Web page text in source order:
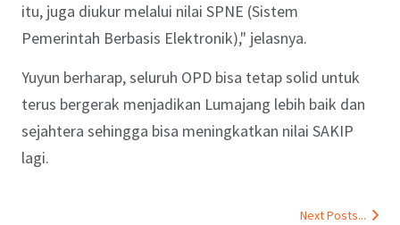
itu, juga diukur melalui nilai SPNE (Sistem
Pemerintah Berbasis Elektronik)," jelasnya.
Yuyun berharap, seluruh OPD bisa tetap solid untuk
terus bergerak menjadikan Lumajang lebih baik dan
sejahtera sehingga bisa meningkatkan nilai SAKIP
lagi.
Next Posts...